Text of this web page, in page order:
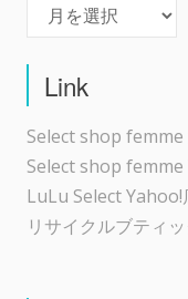
Link
Select shop femme
Select shop femme
LuLu Select Yahoo!
リサイクルブティ